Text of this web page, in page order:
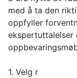
med å ta den
oppfyller
ekspertuttalelser
1. Velg r